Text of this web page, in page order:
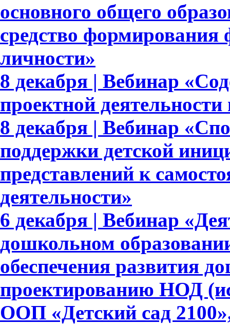
основного общего
средство
личности»
8 декабря | Вебинар
проектной
8 декабря | Вебинар
поддержки детской
представлений к
деятельности»
6 декабря | Вебинар
дошкольном
обеспечения развития
проектированию НОД
ООП «Детский сад